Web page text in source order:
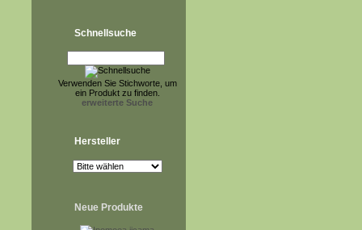
Schnellsuche
Verwenden Sie Stichworte, um
ein Produkt zu finden.
erweiterte Suche
Hersteller
Neue Produkte